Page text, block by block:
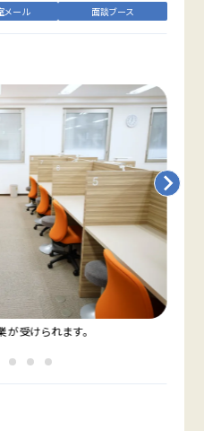
メール 面談ブース
が受けられます。